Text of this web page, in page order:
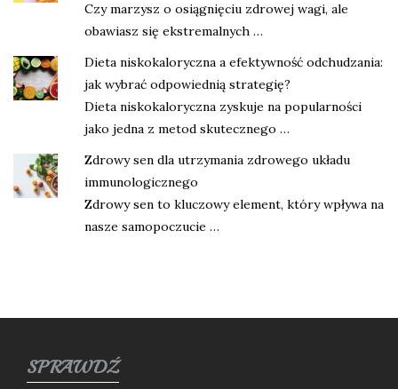
Czy marzysz o osiągnięciu zdrowej wagi, ale
obawiasz się ekstremalnych …
Dieta niskokaloryczna a efektywność odchudzania:
jak wybrać odpowiednią strategię?
Dieta niskokaloryczna zyskuje na popularności
jako jedna z metod skutecznego …
Zdrowy sen dla utrzymania zdrowego układu
immunologicznego
Zdrowy sen to kluczowy element, który wpływa na
nasze samopoczucie …
SPRAWDŹ